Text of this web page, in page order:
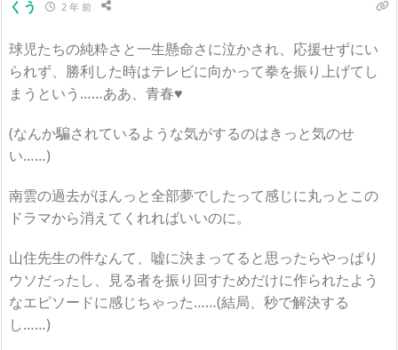
くう 2 年 前
球児たちの純粋さと一生懸命さに泣かされ、応援せずにい
られず、勝利した時はテレビに向かって拳を振り上げてし
まうという……ああ、青春♥
(なんか騙されているような気がするのはきっと気のせ
い……)
南雲の過去がほんっと全部夢でしたって感じに丸っとこの
ドラマから消えてくれればいいのに。
山住先生の件なんて、嘘に決まってると思ったらやっぱり
ウソだったし、見る者を振り回すためだけに作られたよう
なエピソードに感じちゃった……(結局、秒で解決する
し……)